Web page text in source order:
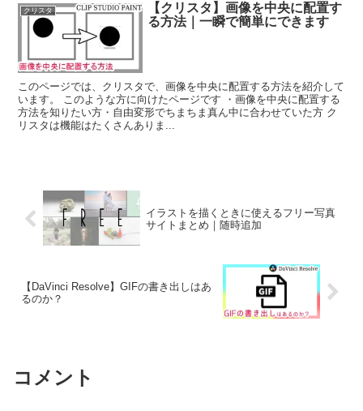
クリスタ
【クリスタ】画像を中央に配置す
る方法｜一瞬で簡単にできます
このページでは、クリスタで、画像を中央に配置する方法を紹介して
います。 このような方に向けたページです ・画像を中央に配置する
方法を知りたい方・自由変形でちまちま真ん中に合わせていた方 ク
リスタは機能はたくさんありま...
イラストを描くときに使えるフリー写真
サイトまとめ｜随時追加
【DaVinci Resolve】GIFの書き出しはあ
るのか？
コメント